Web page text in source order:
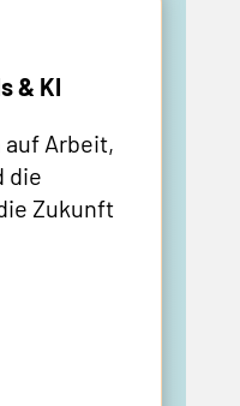
& KI
Arbeit,
die
Zukunft